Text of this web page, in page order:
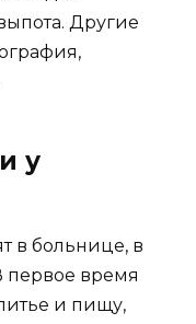
Другие
у
в больнице, в
первое время
и пищу,